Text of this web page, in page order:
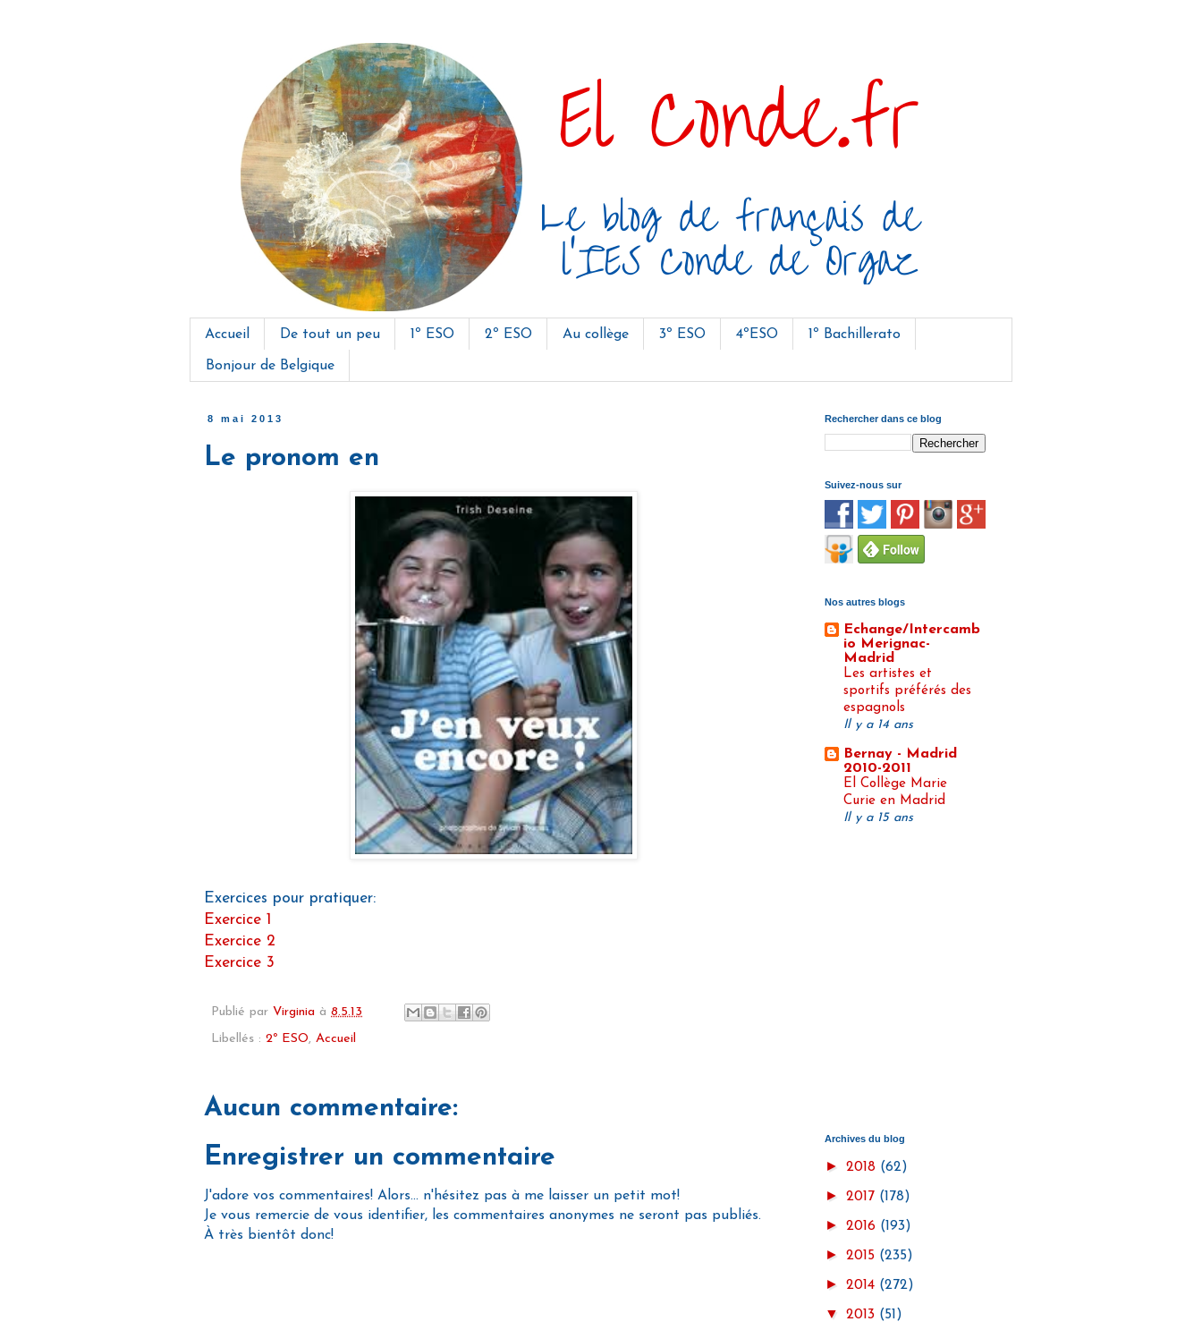
Accueil De tout un peu 1º ESO 2º ESO Au collège 3º ESO 4ºESO 1º Bachillerato
Bonjour de Belgique
8 mai 2013
Le pronom en
Exercices pour pratiquer:
Exercice 1
Exercice 2
Exercice 3
Publié par Virginia à 8.5.13
Libellés : 2º ESO, Accueil
Aucun commentaire:
Enregistrer un commentaire
J'adore vos commentaires! Alors... n'hésitez pas à me laisser un petit mot!
Je vous remercie de vous identifier, les commentaires anonymes ne seront pas publiés.
À très bientôt donc!
Rechercher dans ce blog
Suivez-nous sur
Nos autres blogs
Echange/Intercamb
io Merignac-
Madrid
Les artistes et
sportifs préférés des
espagnols
Il y a 14 ans
Bernay - Madrid
2010-2011
El Collège Marie
Curie en Madrid
Il y a 15 ans
Archives du blog
► 2018 (62)
► 2017 (178)
► 2016 (193)
► 2015 (235)
► 2014 (272)
▼ 2013 (51)